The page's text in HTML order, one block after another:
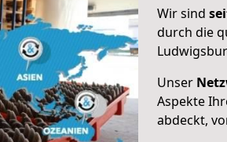
Wir sind
durch die
Unser
Aspekte
abdeckt,